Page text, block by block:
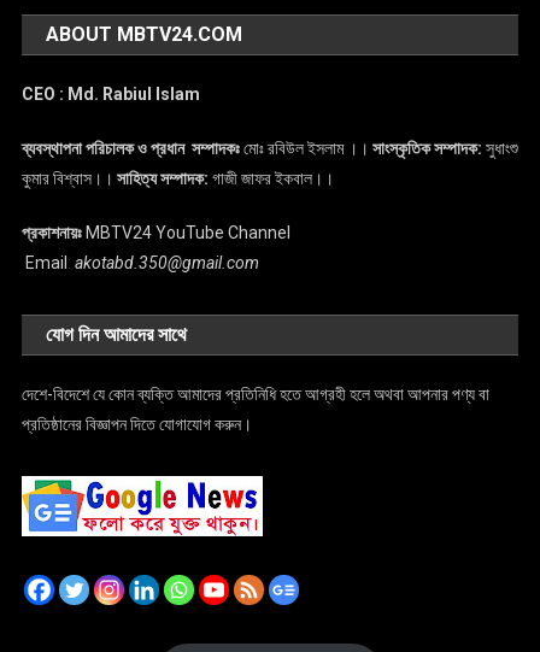
ABOUT MBTV24.COM
CEO : Md. Rabiul Islam
ব্যবস্থাপনা পরিচালক ও প্রধান সম্পাদকঃমোঃ রবিউল ইসলাম ।।সাংস্কৃতিক সম্পাদক: সুধাংশু
কুমার বিশ্বাস।। সাহিত্য সম্পাদক: গাজী জাফর ইকবাল।।
প্রকাশনায়ঃ MBTV24 YouTube Channel
Email :akotabd.350@gmail.com
যোগ দিন আমাদের সাথে
দেশে-বিদেশে যে কোন ব্যক্তি আমাদের প্রতিনিধি হতে আগ্রহী হলে অথবা আপনার পণ্য বা
প্রতিষ্ঠানের বিজ্ঞাপন দিতে যোগাযোগ করুন।